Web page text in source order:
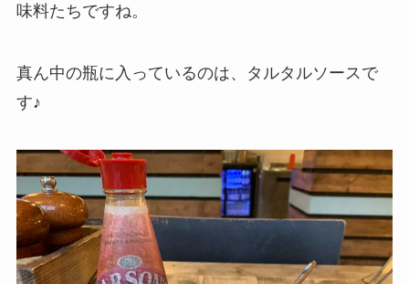
味料たちですね。
真ん中の瓶に入っているのは、タルタルソースで
す♪